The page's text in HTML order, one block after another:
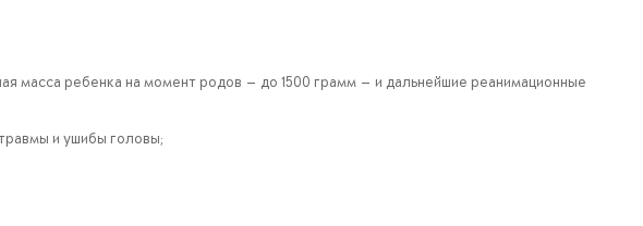
масса ребенка на момент родов — до 1500 грамм — и дальнейшие реанимационные
и ушибы головы;